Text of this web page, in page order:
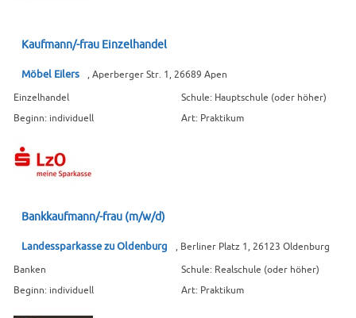
Kaufmann/-frau Einzelhandel
Möbel Eilers , Aperberger Str. 1, 26689 Apen
Einzelhandel
Schule: Hauptschule (oder höher)
Beginn: individuell
Art: Praktikum
Bankkaufmann/-frau (m/w/d)
Landessparkasse zu Oldenburg , Berliner Platz 1, 26123 Oldenburg
Banken
Schule: Realschule (oder höher)
Beginn: individuell
Art: Praktikum